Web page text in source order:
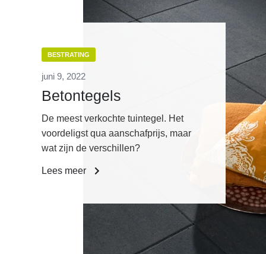
BESTRATING
juni 9, 2022
Betontegels
De meest verkochte tuintegel. Het
voordeligst qua aanschafprijs, maar
wat zijn de verschillen?
Lees meer